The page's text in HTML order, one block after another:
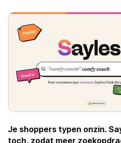
Je shoppers typen onzin.
toch, zodat meer